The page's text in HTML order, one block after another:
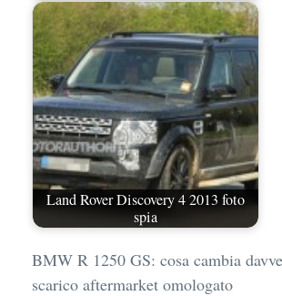
Land Rover Discovery 4 2013 foto
spia
BMW R 1250 GS: cosa cambia
scarico aftermarket omologato